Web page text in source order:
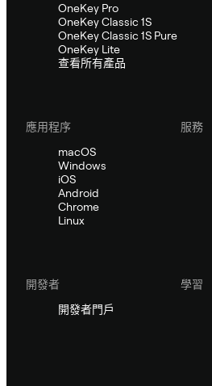
OneKey Pro
OneKey Classic 1S
OneKey Classic 1S Pure
OneKey Lite
查看所有產品
應用程序
macOS
Windows
iOS
Android
Chrome
Linux
服務
開發者
開發者門戶
學習